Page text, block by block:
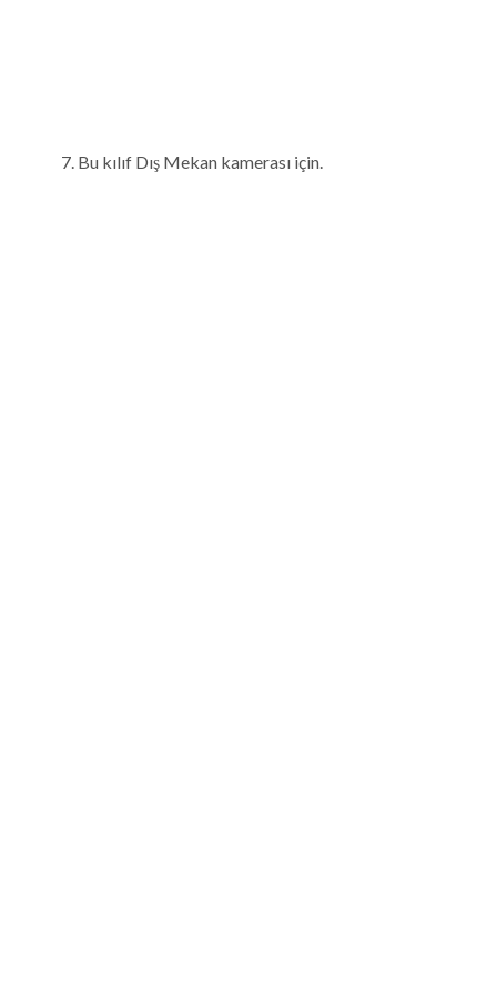
Bu kılıf Dış Mekan kamerası için.